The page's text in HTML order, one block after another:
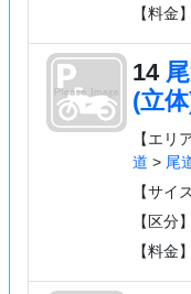
【料金】
14
(立
【エリ
道 > 尾
【サイ
【区分
【料金】